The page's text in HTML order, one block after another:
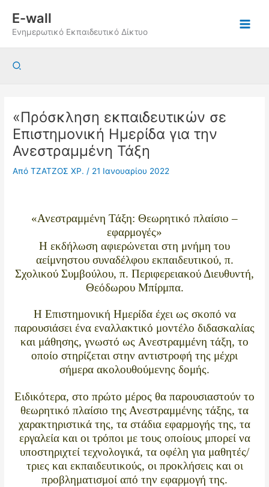
περιεχόμενο
E-wall
Ενημερωτικό Εκπαιδευτικό Δίκτυο
Αναζήτηση
«Πρόσκληση εκπαιδευτικών σε
Επιστημονική Ημερίδα για την
Ανεστραμμένη Τάξη
ΑπόΤΖΑΤΖΟΣ ΧΡ. / 21 Ιανουαρίου 2022
«Ανεστραμμένη Τάξη: Θεωρητικό πλαίσιο –
εφαρμογές»
Η εκδήλωση αφιερώνεται στη μνήμη του
αείμνηστου συναδέλφου εκπαιδευτικού, π.
Σχολικού Συμβούλου, π. Περιφερειακού Διευθυντή,
Θεόδωρου Μπίρμπα.
Η Επιστημονική Ημερίδα έχει ως σκοπό να
παρουσιάσει ένα εναλλακτικό μοντέλο διδασκαλίας
και μάθησης, γνωστό ως Aνεστραμμένη τάξη, το
οποίο στηρίζεται στην αντιστροφή της μέχρι
σήμερα ακολουθούμενης δομής.
Ειδικότερα, στο πρώτο μέρος θα παρουσιαστούν το
θεωρητικό πλαίσιο της Ανεστραμμένης τάξης, τα
χαρακτηριστικά της, τα στάδια εφαρμογής της, τα
εργαλεία και οι τρόποι με τους οποίους μπορεί να
υποστηριχτεί τεχνολογικά, τα οφέλη για μαθητές/
τριες και εκπαιδευτικούς, οι προκλήσεις και οι
προβληματισμοί από την εφαρμογή της.